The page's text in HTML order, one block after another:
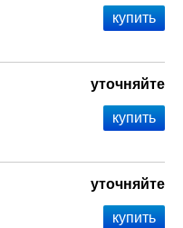
уточняйте
уточняйте